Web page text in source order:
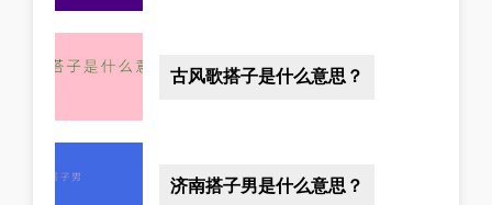
古风歌搭子是什么意思？
济南搭子男是什么意思？